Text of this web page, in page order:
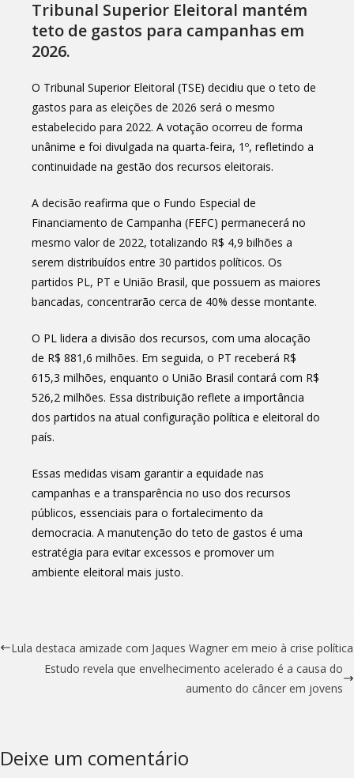
Tribunal Superior Eleitoral mantém
teto de gastos para campanhas em
2026.
O Tribunal Superior Eleitoral (TSE) decidiu que o teto de
gastos para as eleições de 2026 será o mesmo
estabelecido para 2022. A votação ocorreu de forma
unânime e foi divulgada na quarta-feira, 1º, refletindo a
continuidade na gestão dos recursos eleitorais.
A decisão reafirma que o Fundo Especial de
Financiamento de Campanha (FEFC) permanecerá no
mesmo valor de 2022, totalizando R$ 4,9 bilhões a
serem distribuídos entre 30 partidos políticos. Os
partidos PL, PT e União Brasil, que possuem as maiores
bancadas, concentrarão cerca de 40% desse montante.
O PL lidera a divisão dos recursos, com uma alocação
de R$ 881,6 milhões. Em seguida, o PT receberá R$
615,3 milhões, enquanto o União Brasil contará com R$
526,2 milhões. Essa distribuição reflete a importância
dos partidos na atual configuração política e eleitoral do
país.
Essas medidas visam garantir a equidade nas
campanhas e a transparência no uso dos recursos
públicos, essenciais para o fortalecimento da
democracia. A manutenção do teto de gastos é uma
estratégia para evitar excessos e promover um
ambiente eleitoral mais justo.
Lula destaca amizade com Jaques Wagner em meio à crise política
Estudo revela que envelhecimento acelerado é a causa do
aumento do câncer em jovens
Deixe um comentário